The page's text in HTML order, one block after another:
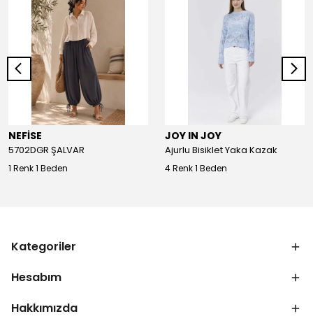
NEFİSE
5702DGR ŞALVAR
1 Renk 1 Beden
JOY IN JOY
Ajurlu Bisiklet Yaka Kazak
4 Renk 1 Beden
Kategoriler
Hesabım
Hakkımızda